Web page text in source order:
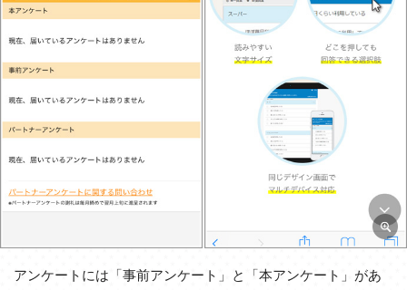
アンケートには「事前アンケート」と「本アンケート」があ